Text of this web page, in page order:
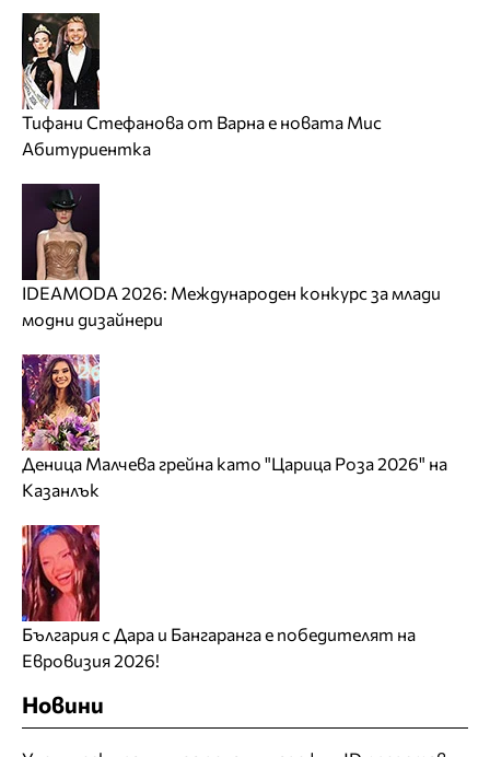
Тифани Стефанова от Варна е новата Мис
Абитуриентка
IDEAMODA 2026: Международен конкурс за млади
модни дизайнери
Деница Малчева грейна като "Царица Роза 2026" на
Казанлък
България с Дара и Бангаранга е победителят на
Евровизия 2026!
Новини